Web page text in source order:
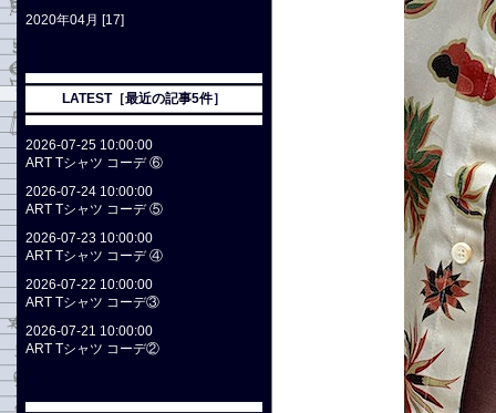
2020年04月 [17]
LATEST［最近の記事5件］
2026-07-25 10:00:00
ART Tシャツ コーデ ⑥
2026-07-24 10:00:00
ART Tシャツ コーデ ⑤
2026-07-23 10:00:00
ART Tシャツ コーデ ④
2026-07-22 10:00:00
ART Tシャツ コーデ③
2026-07-21 10:00:00
ART Tシャツ コーデ②